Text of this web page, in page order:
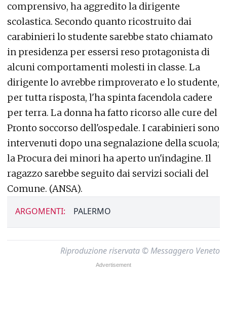
comprensivo, ha aggredito la dirigente
scolastica. Secondo quanto ricostruito dai
carabinieri lo studente sarebbe stato chiamato
in presidenza per essersi reso protagonista di
alcuni comportamenti molesti in classe. La
dirigente lo avrebbe rimproverato e lo studente,
per tutta risposta, l'ha spinta facendola cadere
per terra. La donna ha fatto ricorso alle cure del
Pronto soccorso dell'ospedale. I carabinieri sono
intervenuti dopo una segnalazione della scuola;
la Procura dei minori ha aperto un'indagine. Il
ragazzo sarebbe seguito dai servizi sociali del
Comune. (ANSA).
ARGOMENTI: PALERMO
Riproduzione riservata © Messaggero Veneto